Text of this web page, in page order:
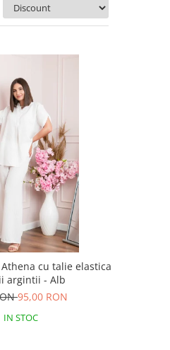
cu talie elastica
argintii - Alb
95,00 RON
IN STOC